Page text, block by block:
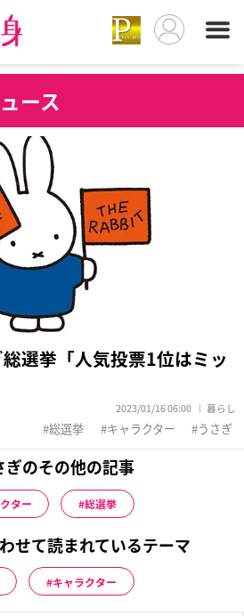
ース
選挙「人気投票1位はミッ
2023/01/16 06:00 暮らし
総選挙 キャラクター うさぎ
ぎのその他の記事
ター 総選挙
せて読まれているテーマ
キャラクター